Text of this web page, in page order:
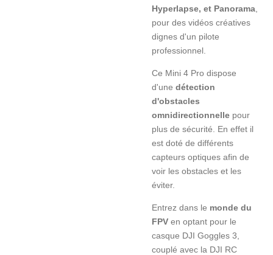
Hyperlapse, et Panorama
pour des vidéos créatives
dignes d'un pilote
professionnel.
Ce Mini 4 Pro dispose
d'une détection
d'obstacles
omnidirectionnelle pour
plus de sécurité. En effet il
est doté de différents
capteurs optiques afin de
voir les obstacles et les
éviter.
Entrez dans le monde du
FPV en optant pour le
casque DJI Goggles 3,
couplé avec la DJI RC